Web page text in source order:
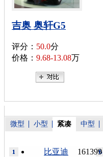
吉奥 奥轩G5
评分： 50.0分
价格： 9.68-13.08万
微型 小型 紧凑 中型
161399
比亚迪